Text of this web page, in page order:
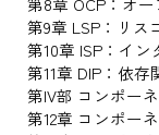
第9章 LSP：リス
第10章 ISP：イ
第11章 DIP：依
第IV部 コンポー
第12章 コンポー